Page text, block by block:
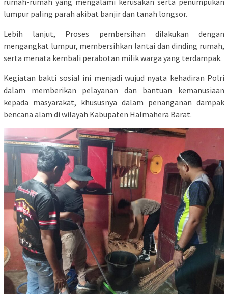
lumpur paling parah akibat banjir dan tanah longsor.
Lebih lanjut, Proses pembersihan dilakukan dengan
mengangkat lumpur, membersihkan lantai dan dinding rumah,
serta menata kembali perabotan milik warga yang terdampak.
Kegiatan bakti sosial ini menjadi wujud nyata kehadiran Polri
dalam memberikan pelayanan dan bantuan kemanusiaan
kepada masyarakat, khususnya dalam penanganan dampak
bencana alam di wilayah Kabupaten Halmahera Barat.